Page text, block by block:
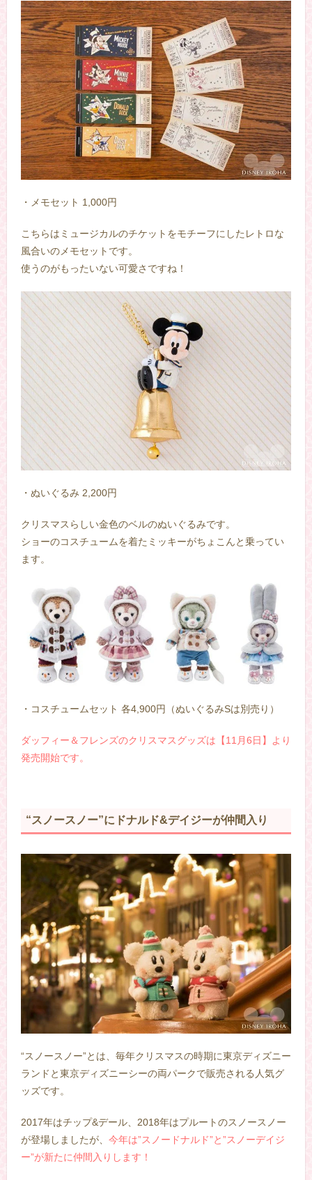
・メモセット 1,000円
こちらはミュージカルのチケットをモチーフにしたレトロな
風合いのメモセットです。
使うのがもったいない可愛さですね！
・ぬいぐるみ 2,200円
クリスマスらしい金色のベルのぬいぐるみです。
ショーのコスチュームを着たミッキーがちょこんと乗ってい
ます。
・コスチュームセット 各4,900円（ぬいぐるみSは別売り）
ダッフィー＆フレンズのクリスマスグッズは【11月6日】より
発売開始です。
“スノースノー”にドナルド&デイジーが仲間入り
“スノースノー”とは、毎年クリスマスの時期に東京ディズニー
ランドと東京ディズニーシーの両パークで販売される人気グ
ッズです。
2017年はチップ&デール、2018年はプルートのスノースノー
が登場しましたが、 今年は”スノードナルド”と”スノーデイジ
ー”が新たに仲間入りします！